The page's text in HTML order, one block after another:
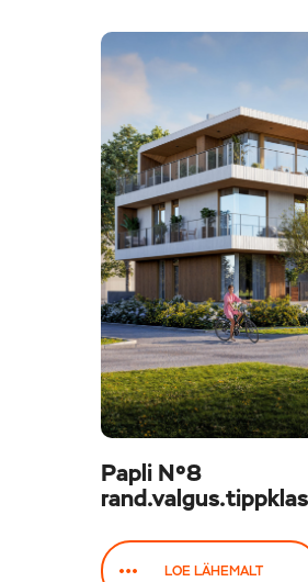
Papli Nº8
LOE LÄHEMALT